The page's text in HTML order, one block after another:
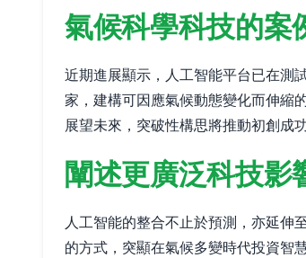
氣候科學科技的案
近期進展顯示，人工智能平台已在測
家，建構可因應氣候動態變化而伸縮
展望未來，突破性構思將推動初創成
闡述更廣泛科技影
人工智能的整合不止於預測，亦延伸
的方式，突顯在氣候多變時代投資智